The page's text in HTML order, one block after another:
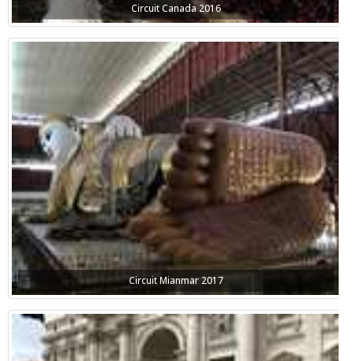
Circuit Canada 2016
Circuit Mianmar 2017